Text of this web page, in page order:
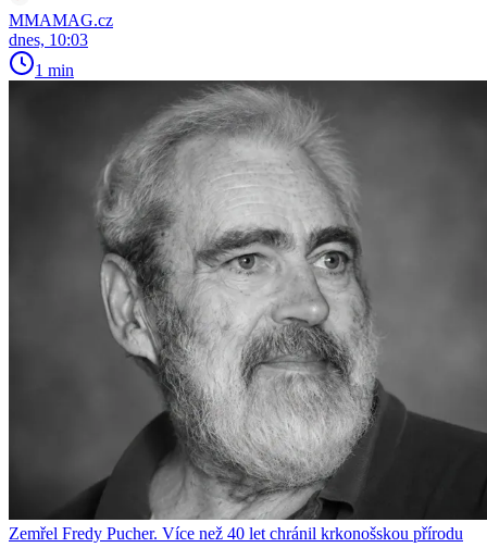
MMAMAG.cz
dnes, 10:03
1 min
Zemřel Fredy Pucher. Více než 40 let chránil krkonošskou přírodu